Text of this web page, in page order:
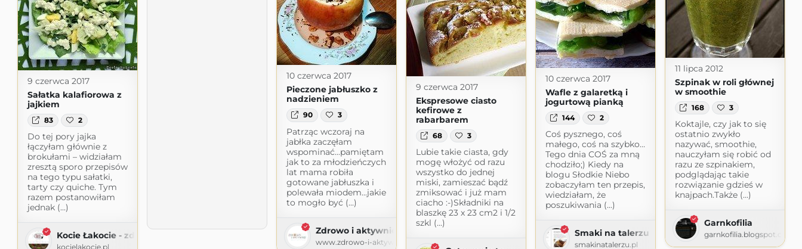
11 lipca 2012
Szpinak w roli głównej
w smoothie
168 3
Koktajle, czy jak to się
ostatnio zwykło
nazywać, smoothie,
nauczyłam się robić od
razu ze szpinakiem,
podglądając takie
rozwiązanie gdzieś w
knajpach.Także (...)
Garnkofilia
garnkofilia.blogspot.com
10 czerwca 2017
Pieczone jabłuszko z
nadzieniem
90 3
Patrząc wczoraj na
jabłka zaczęłam
wspominać...pamiętam
jak to za młodzieńczych
lat mama robiła
gotowane jabłuszka i
polewała miodem...jakie
to mogło być (...)
Zdrowo i aktywnie
www.zdrowo-i-aktywnie.pl
10 czerwca 2017
Wafle z galaretką i
jogurtową pianką
144 2
Coś pysznego, coś
małego, coś na szybko…
Tego dnia COŚ za mną
chodziło;) Kiedy na
blogu Słodkie Niebo
zobaczyłam ten przepis,
wiedziałam, że
poszukiwania (...)
Smaki na talerzu
smakinatalerzu.pl
9 czerwca 2017
Sałatka kalafiorowa z
jajkiem
83 2
Do tej pory jajka
łączyłam głównie z
brokułami – widziałam
zresztą sporo przepisów
na tego typu sałatki,
tarty czy quiche. Tym
razem postanowiłam
jednak (...)
Kocie Łakocie - zdrowo i bez cukru
kocielakocie.pl
9 czerwca 2017
Ekspresowe ciasto
kefirowe z
rabarbarem
68 3
Lubie takie ciasta, gdy
mogę włożyć od razu
wszystko do jednej
miski, zamieszać bądź
zmiksować i już mam
ciacho :-)Składniki na
blaszkę 23 x 23 cm2 i 1/2
szkl (...)